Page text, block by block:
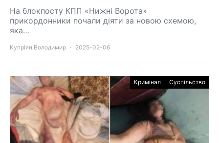
На блокпосту КПП «Нижні Ворота»
прикордонники почали діяти за новою схемою,
яка…
Купріян Володимир 2025-02-06
Кримінал Суспільство